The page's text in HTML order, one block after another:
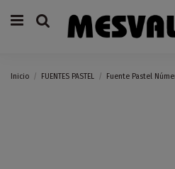
Inicio FUENTES PASTEL Fuente Pastel